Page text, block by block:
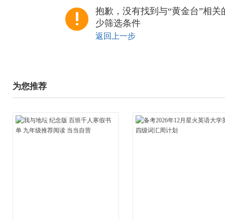
抱歉，没有找到与“黄金台”相
少筛选条件
返回上一步
为您推荐